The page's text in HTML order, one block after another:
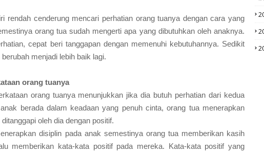
rendah cenderung mencari perhatian orang tuanya dengan cara yang
orang tua sudah mengerti apa yang dibutuhkan oleh anaknya.
cepat beri tanggapan dengan memenuhi kebutuhannya. Sedikit
menjadi lebih baik lagi.
orang tuanya
orang tuanya menunjukkan jika dia butuh perhatian dari kedua
berada dalam keadaan yang penuh cinta, orang tua menerapkan
oleh dia dengan positif.
disiplin pada anak semestinya orang tua memberikan kasih
memberikan kata-kata positif pada mereka. Kata-kata positif yang